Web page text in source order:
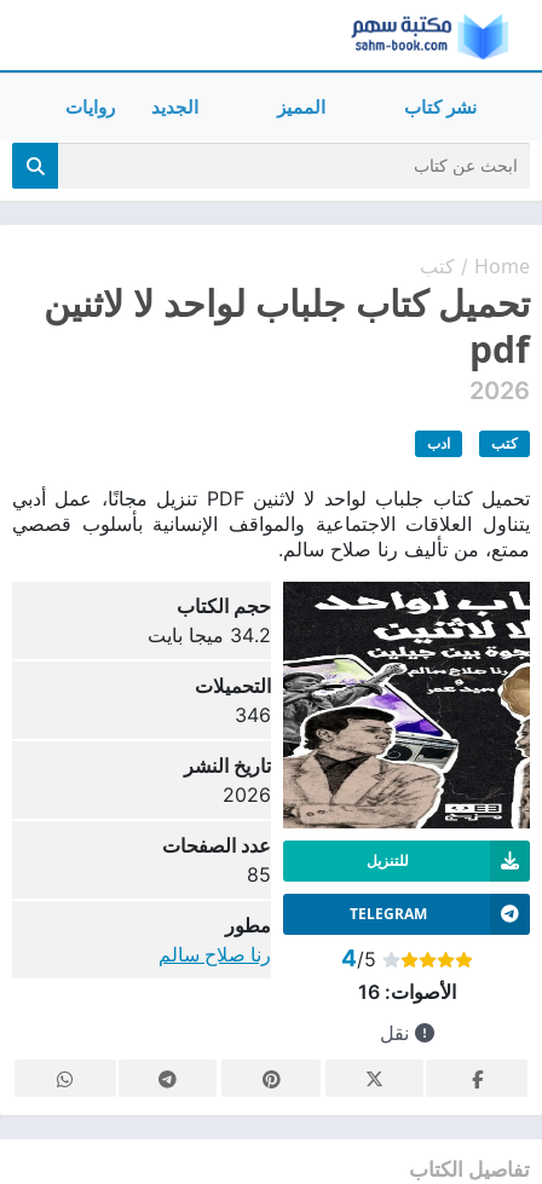
نشر كتاب المميز الجديد روايات
Home
/ كتب
تحميل كتاب جلباب لواحد لا لاثنين
pdf
2026
كتب ادب
تحميل كتاب جلباب لواحد لا لاثنين PDF تنزيل مجانًا، عمل أدبي
يتناول العلاقات الاجتماعية والمواقف الإنسانية بأسلوب قصصي
ممتع، من تأليف رنا صلاح سالم.
للتنزيل
TELEGRAM
4/5
الأصوات:16
نقل
حجم الكتاب
34.2 ميجا بايت
التحميلات
346
تاريخ النشر
2026
عدد الصفحات
85
مطور
رنا صلاح سالم
تفاصيل الكتاب